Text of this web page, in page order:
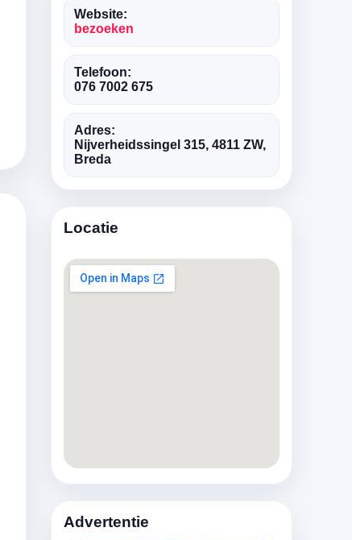
Website:
bezoeken
Telefoon:
076 7002 675
Adres:
Nijverheidssingel 315, 4811 ZW,
Breda
Locatie
Advertentie